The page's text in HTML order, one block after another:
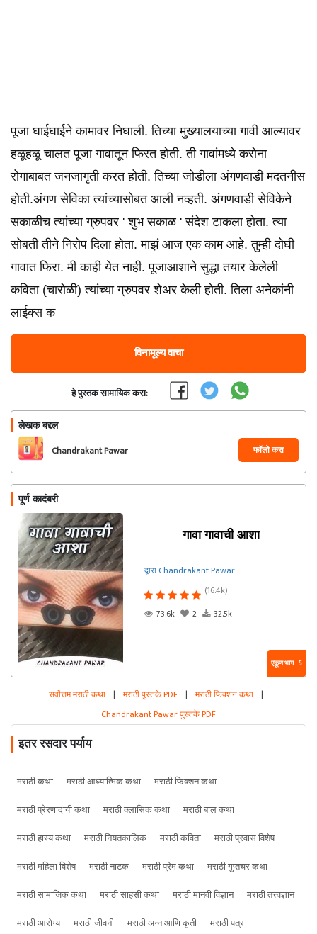
पूजा घाईघाईने कामावर निघाली. तिच्या मुख्यालयाच्या गावी आल्यावर
हळूहळू चालत पूजा गावातून फिरत होती. ती गावांमध्ये करोना
रोगाबाबत जनजागृती करत होती. तिच्या जोडीला अंगणवाडी मदतनीस
होती.अंगण सेविका त्यांच्यासोबत आली नव्हती. अंगणवाडी सेविकेने
सकाळीच त्यांच्या ग्रुपवर ' शुभ सकाळ ' संदेश टाकला होता. त्या
सोबती तीने निरोप दिला होता. माझं आज एक काम आहे. तुम्ही दोघी
गावात फिरा. मी काही येत नाही. पूजाआशाने सुद्धा तयार केलेली
कविता (चारोळी) त्यांच्या ग्रुपवर शेअर केली होती. तिला अनेकांनी
लाईक्स क
विनामूल्य वाचा
हे पुस्तक सामायिक करा:
लेखक बद्दल
Chandrakant Pawar फॉलो करा
पूर्ण कादंबरी
गावा गावाची आशा
द्वारा Chandrakant Pawar
(16.4k)
73.6k
2 32.5k
एकूण भाग : 5
सर्वोत्तम मराठी कथा | मराठी पुस्तके PDF | मराठी फिक्शन कथा |
Chandrakant Pawar पुस्तके PDF
इतर रसदार पर्याय
मराठी कथा मराठी आध्यात्मिक कथा
मराठी फिक्शन कथा
मराठी प्रेरणादायी कथा
मराठी क्लासिक कथा
मराठी बाल कथा
मराठी हास्य कथा
मराठी नियतकालिक मराठी कविता
मराठी प्रवास विशेष
मराठी महिला विशेष
मराठी नाटक मराठी प्रेम कथा
मराठी गुप्तचर कथा
मराठी सामाजिक कथा
मराठी साहसी कथा मराठी मानवी विज्ञान
मराठी तत्त्वज्ञान
मराठी आरोग्य
मराठी जीवनी मराठी अन्न आणि कृती मराठी पत्र